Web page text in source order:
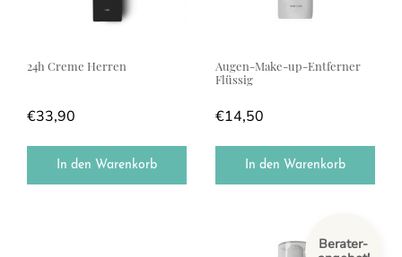
24h Creme Herren
€33,90
In den Warenkorb
Augen-Make-up-Entferner
Flüssig
€14,50
In den Warenkorb
Berater-